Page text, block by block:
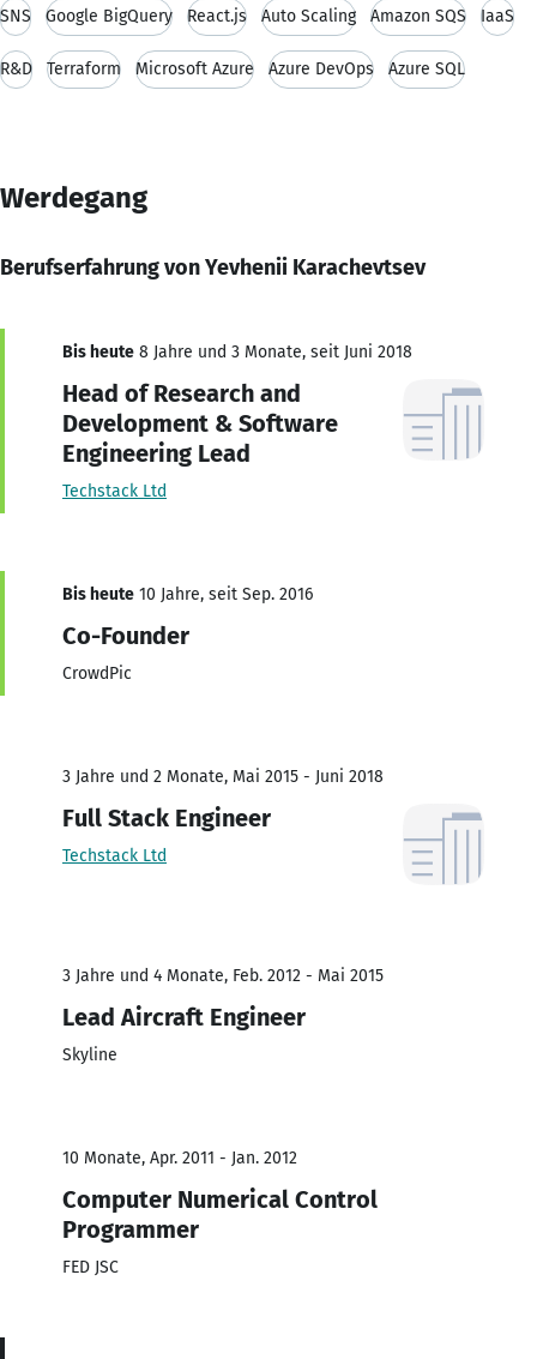
SNS Google BigQuery React.js Auto Scaling Amazon SQS IaaS
R&D Terraform Microsoft Azure Azure DevOps Azure SQL
Werdegang
Berufserfahrung von Yevhenii Karachevtsev
Bis heute 8 Jahre und 3 Monate, seit Juni 2018
Head of Research and
Development & Software
Engineering Lead
Techstack Ltd
Bis heute 10 Jahre, seit Sep. 2016
Co-Founder
CrowdPic
3 Jahre und 2 Monate, Mai 2015 - Juni 2018
Full Stack Engineer
Techstack Ltd
3 Jahre und 4 Monate, Feb. 2012 - Mai 2015
Lead Aircraft Engineer
Skyline
10 Monate, Apr. 2011 - Jan. 2012
Computer Numerical Control
Programmer
FED JSC